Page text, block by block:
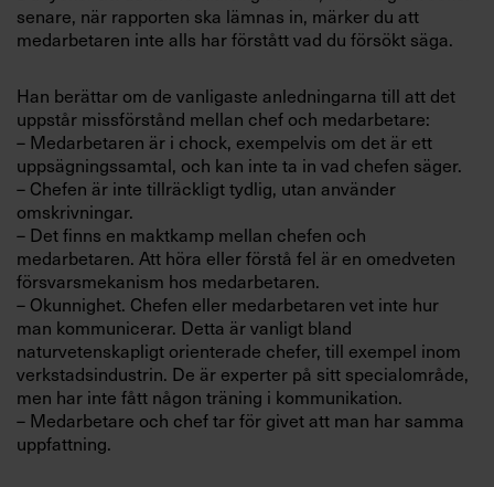
Logga in
Prenumerera
efter:
senare, när rapporten ska lämnas in, märker du att
medarbetaren inte alls har förstått vad du försökt säga.
Han berättar om de vanligaste anledningarna till att det
uppstår missförstånd mellan chef och medarbetare:
– Medarbetaren är i chock, exempelvis om det är ett
uppsägningssamtal, och kan inte ta in vad chefen säger.
– Chefen är inte tillräckligt tydlig, utan använder
omskrivningar.
– Det finns en maktkamp mellan chefen och
medarbetaren. Att höra eller förstå fel är en omedveten
försvarsmekanism hos medarbetaren.
– Okunnighet. Chefen eller medarbetaren vet inte hur
man kommunicerar. Detta är vanligt bland
naturvetenskapligt orienterade chefer, till exempel inom
verkstadsindustrin. De är experter på sitt specialområde,
men har inte fått någon träning i kommunikation.
– Medarbetare och chef tar för givet att man har samma
uppfattning.